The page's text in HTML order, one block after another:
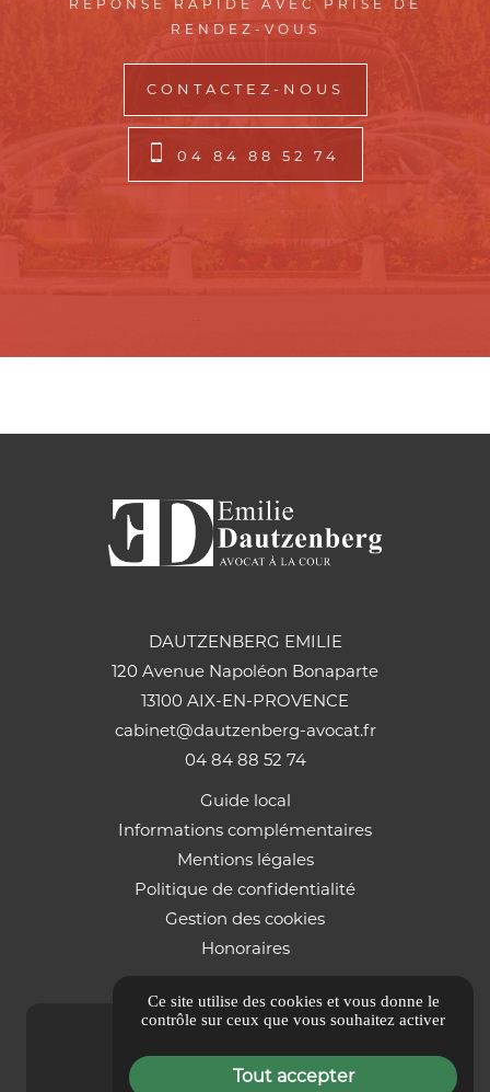
RÉPONSE RAPIDE AVEC PRISE DE
RENDEZ-VOUS
CONTACTEZ-NOUS
04 84 88 52 74
DAUTZENBERG EMILIE
120 Avenue Napoléon Bonaparte
13100 AIX-EN-PROVENCE
cabinet@dautzenberg-avocat.fr
04 84 88 52 74
Guide local
Informations complémentaires
Mentions légales
Politique de confidentialité
Gestion des cookies
Honoraires
Ce site utilise des cookies et vous donne le
contrôle sur ceux que vous souhaitez activer
Tout accepter